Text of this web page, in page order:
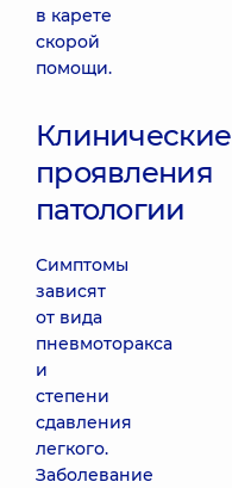
в карете
скорой
помощи.
Клинические
проявления
патологии
Симптомы
зависят
от вида
пневмоторакса
и
степени
сдавления
легкого.
Заболевание